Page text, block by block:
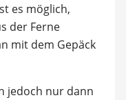
es möglich,
der Ferne
mit dem Gepäck
jedoch nur dann